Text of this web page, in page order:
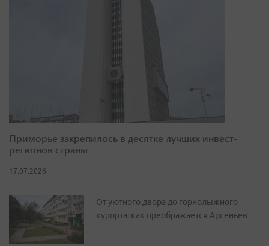
Приморье закрепилось в десятке лучших инвест-
регионов страны
17.07.2026
От уютного двора до горнолыжного
курорта: как преображается Арсеньев